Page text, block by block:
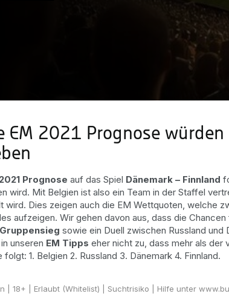
EM 2021 Prognose
Prognose auf das Spiel Dänemark – Finnland
wird. Mit Belgien ist also ein Team in der Staffel
wird. Dies zeigen auch die EM Wettquoten, welche
aufzeigen. Wir gehen davon aus, dass die
Gruppensieg sowie ein Duell zwischen Russland und
unseren EM Tipps eher nicht zu, dass mehr als der
folgt: 1. Belgien 2. Russland 3. Dänemark 4. Finnland.
| 18+ | Erlaubt (Whitelist) | Suchtrisiko | Hilfe unter